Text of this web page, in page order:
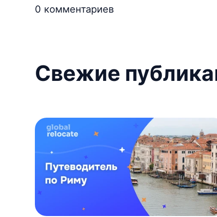
0 комментариев
Свежие